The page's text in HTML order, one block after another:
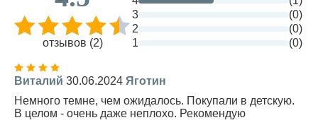
отзывов (2)
3
(0)
2
(0)
1
(0)
Виталий 30.06.2024 Яготин
Немного темне, чем ожидалось. Покупали в детскую.
В целом - очень даже неплохо. Рекомендую